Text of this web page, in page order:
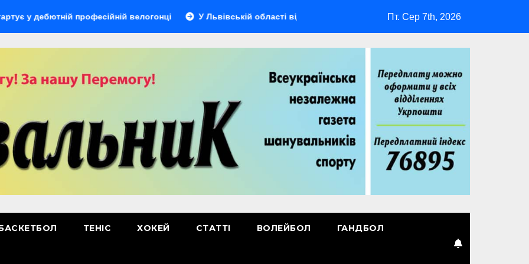
професійній велогонці У Львівській області відбудеться мультиспортивний табір ГАРТ 2026 – як долучитися
Пт. Сер 7th, 2026
ТЕНІС ХОКЕЙ СТАТТІ ВОЛЕЙБОЛ ГАНДБОЛ